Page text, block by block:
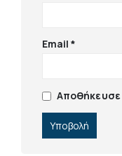
Email*
Αποθήκευσε